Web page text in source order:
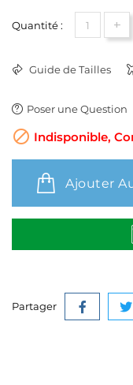
Quantité : +
Guide de Tailles
Poser une Question
 Indisponible,
Ajouter
Partager